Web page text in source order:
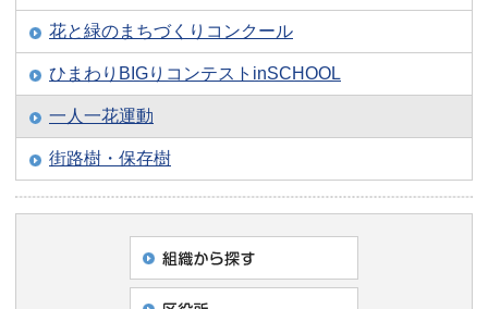
花と緑のまちづくりコンクール
ひまわりBIGりコンテストinSCHOOL
一人一花運動
街路樹・保存樹